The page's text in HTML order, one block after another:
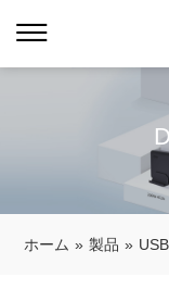
ホーム » 製品 »